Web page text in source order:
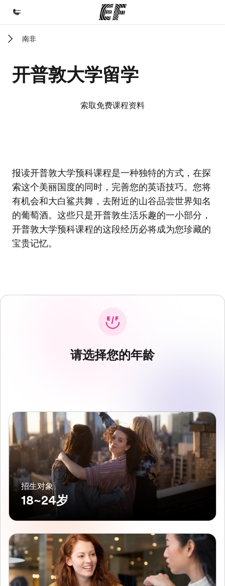
欢迎来到英孚教育
课程
企业文化
职业发展
加入我们
南非
开普敦大学留学
索取免费课程资料
报读开普敦大学预科课程是一种独特的方式，在探
索这个美丽国度的同时，完善您的英语技巧。您将
有机会和大白鲨共舞，去附近的山谷品尝世界知名
的葡萄酒。这些只是开普敦生活乐趣的一小部分，
开普敦大学预科课程的这段经历必将成为您珍藏的
宝贵记忆。
请选择您的年龄
招生对象
18~24岁